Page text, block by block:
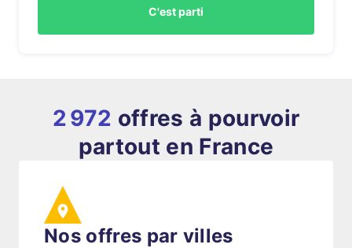
C'est parti
2 972 offres à pourvoir
partout en France
Nos offres par villes